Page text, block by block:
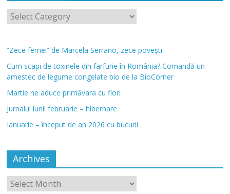
”Zece femei” de Marcela Serrano, zece povești
Cum scapi de toxinele din farfurie în România? Comandă un
amestec de legume congelate bio de la BioCorner
Martie ne aduce primăvara cu flori
Jurnalul lunii februarie – hibernare
Ianuarie – început de an 2026 cu bucurii
Archives